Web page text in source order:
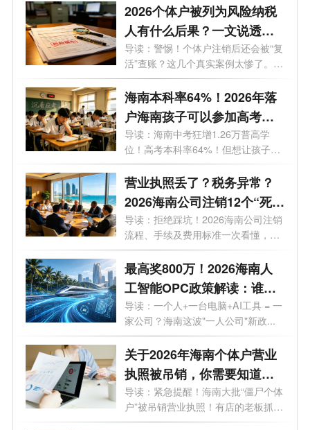
2026个体户被列为风险纳税
人有什么后果？一文说透原
因与解除办法
导读：警惕！个体户注销后还会被“复
活”查账？这几个真实案例太惨了。
最...
海南本科率64%！2026年落
户海南孩子可以参加高考
吗？答案来了！
导读：海南中考狂增1.26万普高学
位！高考本科率64%！但想让孩子来
海南高考...
营业执照丢了？税务异常？
2026海南公司注销12个“死
结”一次性解开，海南老板速
藏！
导读：拒绝踩坑！2026海南公司注销
流程、手续及费用标准一次看懂，少
走弯...
最高奖800万！2026海南人
工智能OPC政策解读：谁可
以拿、能拿多少、怎么落
地？一文了解！
导读：一个人+一台电脑+AI工具 = 一
家公司？海南这波"一人公司"新政...
关于2026年海南个体户营业
执照被吊销，你需要知道的
10大问题
导读：紧急提醒！海南大批“僵尸个体
户”被吊销营业执照！有店的老板抓
紧...